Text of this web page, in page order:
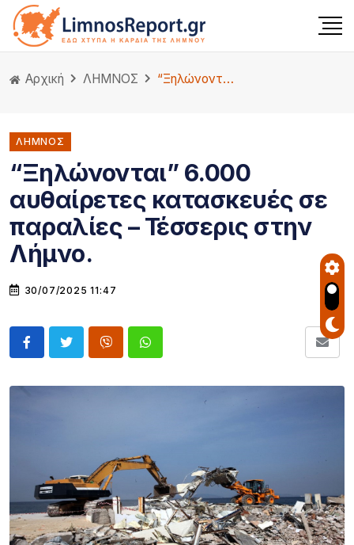
Αρχική ΛΗΜΝΟΣ “Ξηλώνονται” 6.000 αυθαίρετες κατασκευές σε παραλίες – Τέσσερις στην Λήμνο.
ΛΗΜΝΟΣ
“Ξηλώνονται” 6.000
αυθαίρετες κατασκευές σε
παραλίες – Τέσσερις στην
Λήμνο.
30/07/2025 11:47